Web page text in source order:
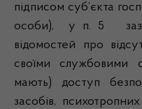
підписом суб’єкта
особи), у п. 5
відомостей про
своїми службовими
мають) доступ
засобів,